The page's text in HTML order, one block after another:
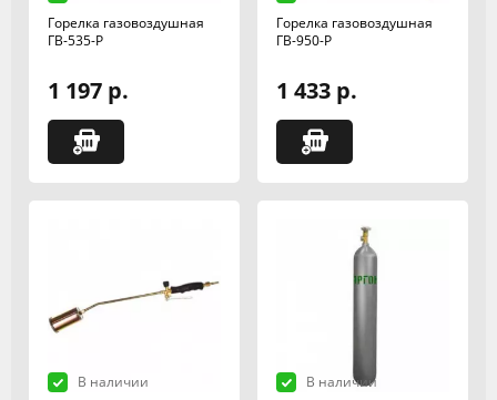
Горелка газовоздушная
ГВ-535-Р
1 197 р.
Горелка газовоздушная
ГВ-950-Р
1 433 р.
В наличии
В наличии